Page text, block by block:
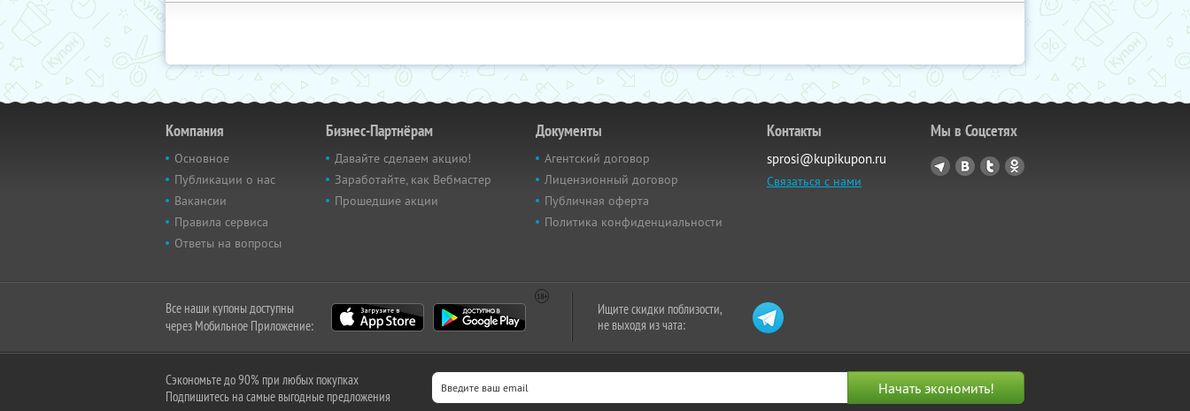
Компания
Основное
Публикации о нас
Вакансии
Правила сервиса
Ответы на вопросы
Бизнес-Партнёрам
Давайте сделаем акцию!
Заработайте, как Вебмастер
Прошедшие акции
Документы
Агентский договор
Лицензионный договор
Публичная оферта
Политика конфиденциальности
Контакты
sprosi@kupikupon.ru
Связаться с нами
Мы в Соцсетях
Все наши купоны доступны
через Мобильное Приложение:
Ищите скидки поблизости,
не выходя из чата:
Сэкономьте до 90% при любых покупках
Подпишитесь на самые выгодные предложения